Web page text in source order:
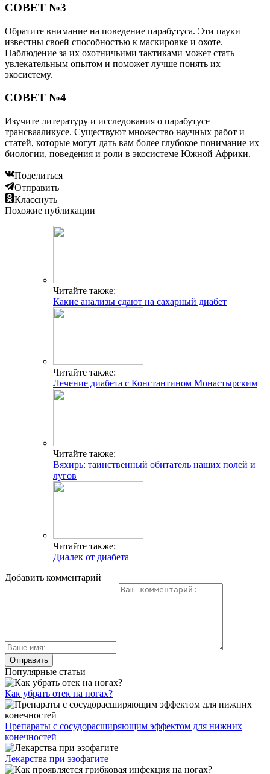
СОВЕТ №3
Обратите внимание на поведение парабутуса. Эти пауки
известны своей способностью к маскировке и охоте.
Наблюдение за их охотничьими тактиками может стать
увлекательным опытом и поможет лучше понять их
экосистему.
СОВЕТ №4
Изучите литературу и исследования о парабутусе
трансвааликусе. Существуют множество научных работ и
статей, которые могут дать вам более глубокое понимание их
биологии, поведения и роли в экосистеме Южной Африки.
Поделиться
Отправить
Класснуть
Похожие публикации
Читайте также:
Какие анализы сдают на сахарный диабет
Читайте также:
Лечение диабета с Константином Монастырским
Читайте также:
Вяхирь: таинственный обитатель наших полей и
лугов
Читайте также:
Диалек от диабета
Добавить комментарий
Популярные статьи
Как убрать отек на ногах?
Препараты с сосудорасширяющим эффектом для нижних
конечностей
Лекарства при эзофагите